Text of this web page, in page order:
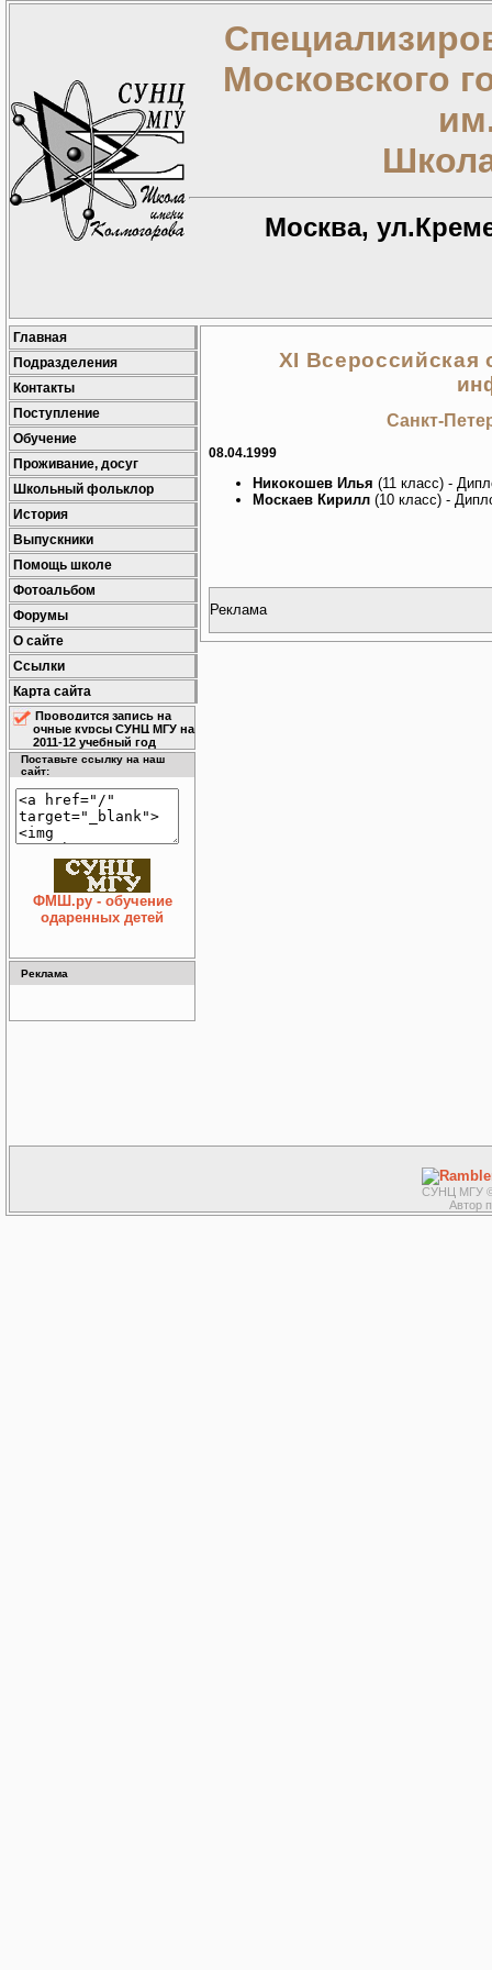
Московского
Москва,
Главная
Подразделения
Контакты
Поступление
Обучение
Проживание, досуг
Школьный фольклор
История
Выпускники
Помощь школе
Фотоальбом
Форумы
О сайте
Ссылки
Карта сайта
Проводится запись на
очные курсы СУНЦ МГУ на
2011-12 учебный год
Поставьте ссылку на наш
сайт:
ФМШ.ру - обучение
одаренных детей
Реклама
XI
Санкт-
08.04.1999
Никокошев Илья (11 класс) -
Москаев Кирилл (10 класс) -
Реклама
СУНЦ МГУ ©
Автор